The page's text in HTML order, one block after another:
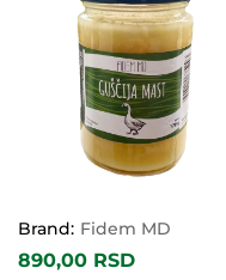
Brand: Fidem MD
890,00 RSD